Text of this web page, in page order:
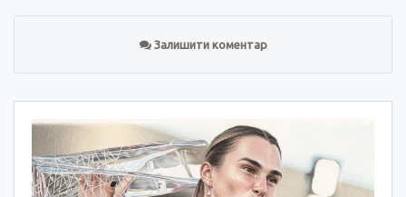
Залишити коментар